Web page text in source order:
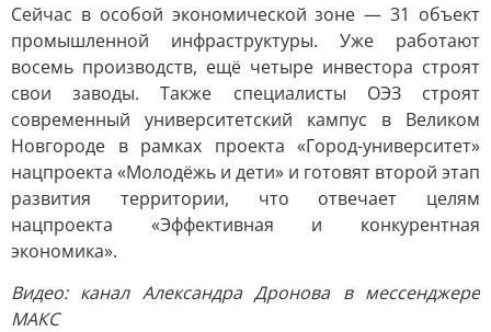
Сейчас в особой экономической зоне — 31 объект
промышленной инфраструктуры. Уже работают
восемь производств, ещё четыре инвестора строят
свои заводы. Также специалисты ОЭЗ строят
современный университетский кампус в Великом
Новгороде в рамках проекта «Город-университет»
нацпроекта «Молодёжь и дети» и готовят второй этап
развития территории, что отвечает целям
нацпроекта «Эффективная и конкурентная
экономика».
Видео: канал Александра Дронова в мессенджере
МАКС